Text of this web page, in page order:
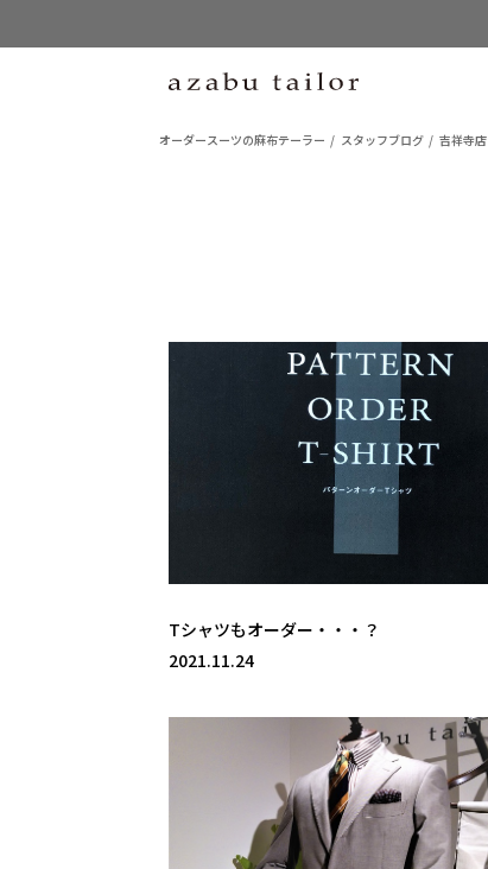
オーダースーツの麻布テーラー スタッフブログ 吉祥寺店
Tシャツもオーダー・・・？
2021.11.24